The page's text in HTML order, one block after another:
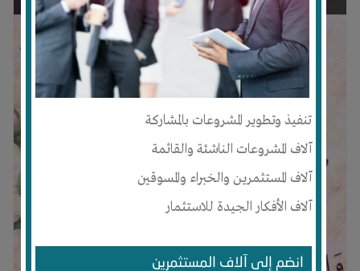
تنفيذ وتطوير المشروعات بالمشاركة
آلاف المشروعات الناشئة والقائمة
آلاف المستثمرين والخبراء والمسوقين
آلاف الأفكار الجيدة للاستثمار
انضم إلى آلاف المستثمرين